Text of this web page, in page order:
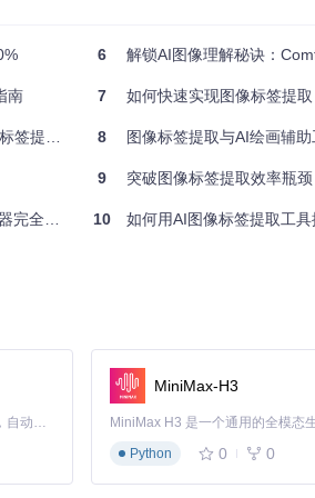
切换。
确保信息全面性，角色标签默认阈值
认知；最后通过分类器将特征映射为标准
南
流程
指南
6 解锁AI图像理解秘诀：
7 如何快速实现图像标签提取
8 图像标签提取与AI绘画辅
9 突破图像标签提取效率瓶颈：
10 如何用AI图像标签提取工
Claude Code 的开源替代方案。连接任意大模型，编辑代码，运行命令，自动验证 — 全自动执行。用 Rust 构建，极致性能。 ｜ An open-source alternative to Claude Code. Connect any LLM, edit code, run commands, and verify changes — autonomously. Built in Rust for speed. Get Started
MiniMax-H3
Python
0 0